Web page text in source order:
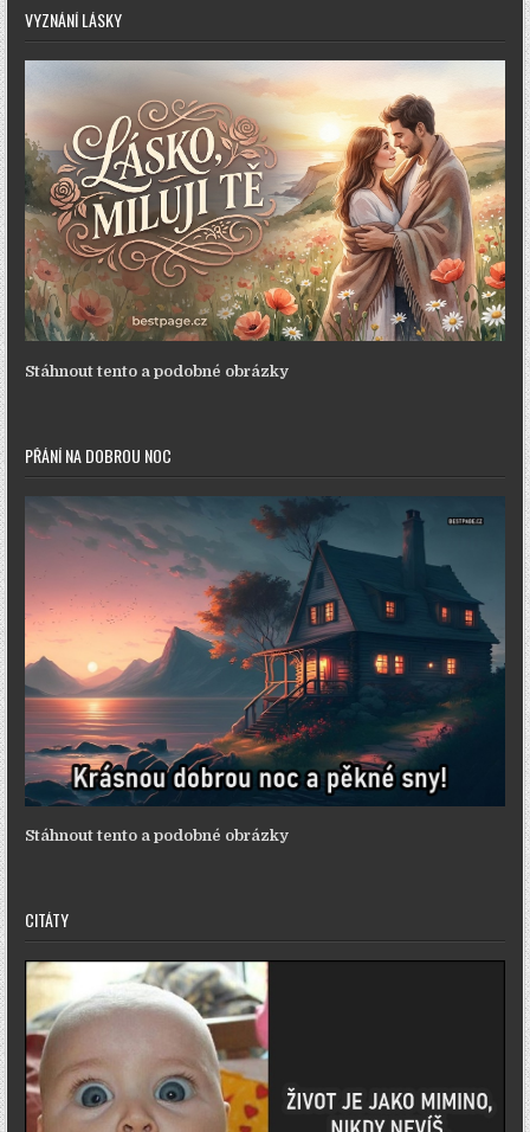
VYZNÁNÍ LÁSKY
Stáhnout tento a podobné obrázky
PŘÁNÍ NA DOBROU NOC
Stáhnout tento a podobné obrázky
CITÁTY